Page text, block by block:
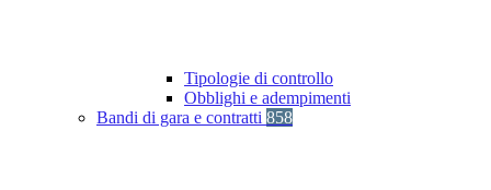
Tipologie di controllo
Obblighi e adempimenti
Bandi di gara e contratti 858